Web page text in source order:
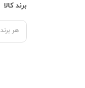
برند کالا
هر برند